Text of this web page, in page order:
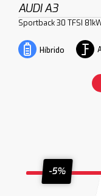
AUDI A3
Sportback 30 TFSI
Híbrido
-5%